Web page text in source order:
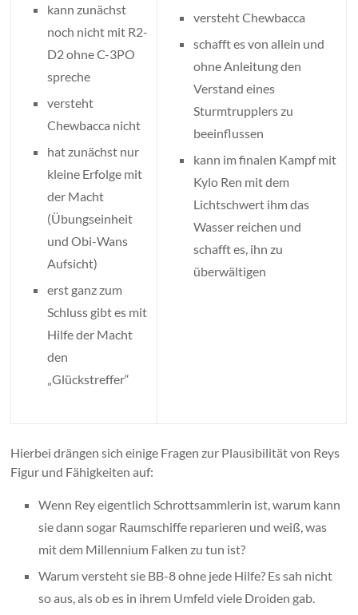
kann zunächst
noch nicht mit R2-
D2 ohne C-3PO
spreche
versteht
Chewbacca nicht
hat zunächst nur
kleine Erfolge mit
der Macht
(Übungseinheit
und Obi-Wans
Aufsicht)
erst ganz zum
Schluss gibt es mit
Hilfe der Macht
den
„Glückstreffer“
versteht Chewbacca
schafft es von allein und
ohne Anleitung den
Verstand eines
Sturmtrupplers zu
beeinflussen
kann im finalen Kampf mit
Kylo Ren mit dem
Lichtschwert ihm das
Wasser reichen und
schafft es, ihn zu
überwältigen
Hierbei drängen sich einige Fragen zur Plausibilität von Reys
Figur und Fähigkeiten auf:
Wenn Rey eigentlich Schrottsammlerin ist, warum kann
sie dann sogar Raumschiffe reparieren und weiß, was
mit dem Millennium Falken zu tun ist?
Warum versteht sie BB-8 ohne jede Hilfe? Es sah nicht
so aus, als ob es in ihrem Umfeld viele Droiden gab.